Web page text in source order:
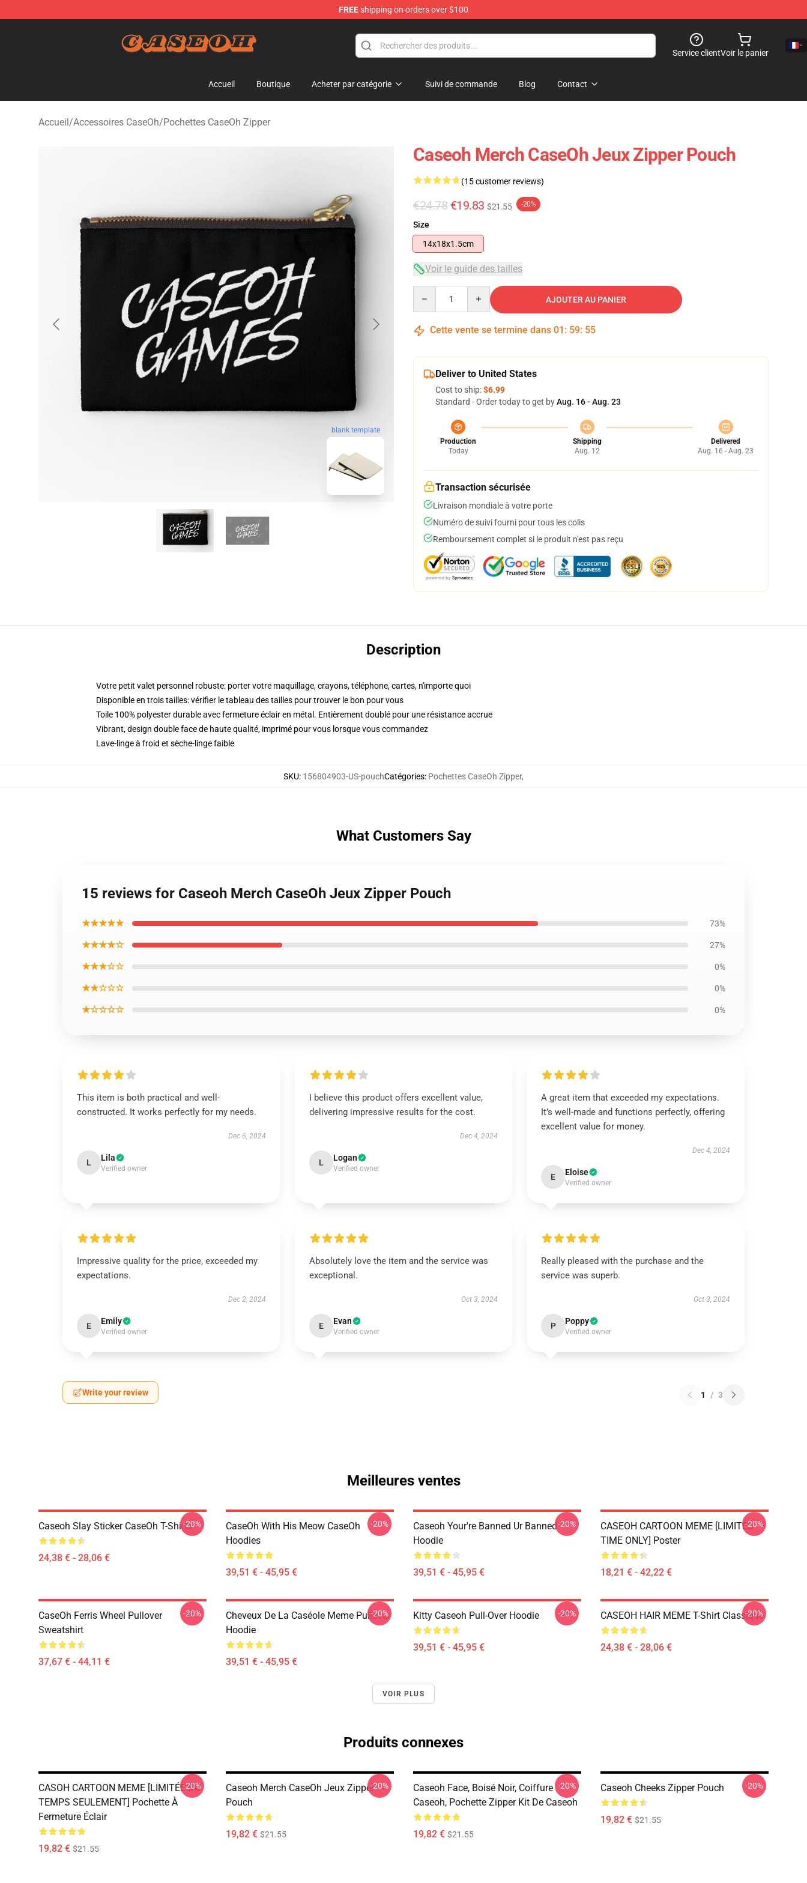
FREEshipping on orders over $100
Service clientVoir le panier
Accueil Boutique Acheter par catégorie Suivi de commande Blog Contact
Accueil/Accessoires CaseOh/Pochettes CaseOh Zipper
blank template
Caseoh Merch CaseOh Jeux Zipper Pouch
(15 customer reviews)
€24.78 €19.83 $21.55 -20%
Size
14x18x1.5cm
Voir le guide des tailles
AJOUTER AU PANIER
Cette vente se termine dans 01 : 59: 54
Deliver to United States
Cost to ship:$6.99
Standard - Order today to get byAug. 16 - Aug. 23
Production
Today
Shipping
Aug. 12
Delivered
Aug. 16 - Aug. 23
Transaction sécurisée
Livraison mondiale à votre porte
Numéro de suivi fourni pour tous les colis
Remboursement complet si le produit n'est pas reçu
Description
Votre petit valet personnel robuste: porter votre maquillage, crayons, téléphone, cartes, n'importe quoi
Disponible en trois tailles: vérifier le tableau des tailles pour trouver le bon pour vous
Toile 100% polyester durable avec fermeture éclair en métal. Entièrement doublé pour une résistance accrue
Vibrant, design double face de haute qualité, imprimé pour vous lorsque vous commandez
Lave-linge à froid et sèche-linge faible
SKU: 156804903-US-pouchCatégories: Pochettes CaseOh Zipper,
What Customers Say
15 reviews for Caseoh Merch CaseOh Jeux Zipper Pouch
★★★★★ 73%
★★★★☆ 27%
★★★☆☆ 0%
★★☆☆☆ 0%
★☆☆☆☆ 0%
This item is both practical and well-
constructed. It works perfectly for my needs.
Dec 6, 2024
L Lila
Verified owner
I believe this product offers excellent value,
delivering impressive results for the cost.
Dec 4, 2024
L Logan
Verified owner
A great item that exceeded my expectations.
It’s well-made and functions perfectly, offering
excellent value for money.
Dec 4, 2024
E Eloise
Verified owner
Impressive quality for the price, exceeded my
expectations.
Dec 2, 2024
E Emily
Verified owner
Absolutely love the item and the service was
exceptional.
Oct 3, 2024
E Evan
Verified owner
Really pleased with the purchase and the
service was superb.
Oct 3, 2024
P Poppy
Verified owner
Write your review 1 / 3
Meilleures ventes
Caseoh Slay Sticker CaseOh T-Shirts
24,38 € - 28,06 €
-20%
CaseOh With His Meow CaseOh
Hoodies
39,51 € - 45,95 €
-20%
Caseoh Your're Banned Ur Banned
Hoodie
39,51 € - 45,95 €
-20%
CASEOH CARTOON MEME [LIMITED
TIME ONLY] Poster
18,21 € - 42,22 €
-20%
CaseOh Ferris Wheel Pullover
Sweatshirt
37,67 € - 44,11 €
-20%
Cheveux De La Caséole Meme Pullover
Hoodie
39,51 € - 45,95 €
-20% Kitty Caseoh Pull-Over Hoodie
39,51 € - 45,95 €
-20% CASEOH HAIR MEME T-Shirt Classique
24,38 € - 28,06 €
-20%
VOIR PLUS
Produits connexes
CASOH CARTOON MEME [LIMITÉE DU
TEMPS SEULEMENT] Pochette À
Fermeture Éclair
19,82 € $21.55
-20%
Caseoh Merch CaseOh Jeux Zipper
Pouch
19,82 € $21.55
-20%
Caseoh Face, Boisé Noir, Coiffure
Caseoh, Pochette Zipper Kit De Caseoh
19,82 € $21.55
-20% Caseoh Cheeks Zipper Pouch
19,82 € $21.55
-20%